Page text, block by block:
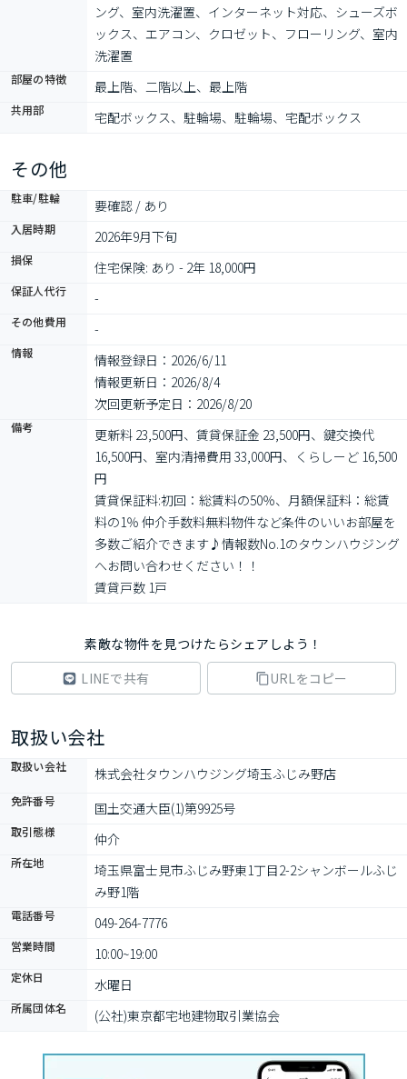
ング、室内洗濯置、インターネット対応、シューズボ
ックス、エアコン、クロゼット、フローリング、室内
洗濯置
部屋の特徴 最上階、二階以上、最上階
共用部 宅配ボックス、駐輪場、駐輪場、宅配ボックス
その他
駐車/駐輪 要確認 / あり
入居時期 2026年9月下旬
損保 住宅保険: あり - 2年 18,000円
保証人代行 -
その他費用 -
情報
情報登録日：2026/6/11
情報更新日：2026/8/4
次回更新予定日：2026/8/20
備考
更新料 23,500円、賃貸保証金 23,500円、鍵交換代
16,500円、室内清掃費用 33,000円、くらしーど 16,500
円
賃貸保証料:初回：総賃料の50％、月額保証料：総賃
料の1％ 仲介手数料無料物件など条件のいいお部屋を
多数ご紹介できます♪情報数No.1のタウンハウジング
へお問い合わせください！！
賃貸戸数 1戸
素敵な物件を見つけたらシェアしよう！
LINEで共有
URLをコピー
取扱い会社
取扱い会社 株式会社タウンハウジング埼玉ふじみ野店
免許番号 国土交通大臣(1)第9925号
取引態様 仲介
所在地
埼玉県富士見市ふじみ野東1丁目2-2シャンボールふじ
み野1階
電話番号 049-264-7776
営業時間 10:00~19:00
定休日 水曜日
所属団体名 (公社)東京都宅地建物取引業協会